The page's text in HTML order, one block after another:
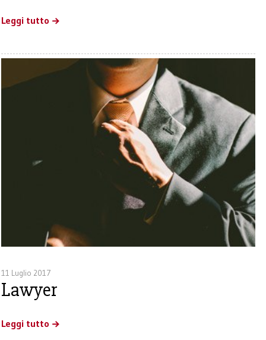
Leggi tutto
11 Luglio 2017
Lawyer
Leggi tutto